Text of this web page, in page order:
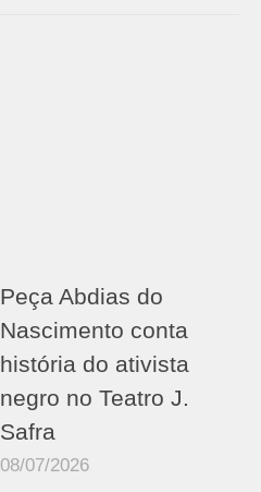
Peça Abdias do
Nascimento conta
história do ativista
negro no Teatro J.
Safra
08/07/2026